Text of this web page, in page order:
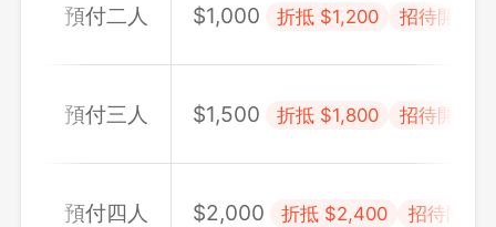
預付二人 $1,000 折抵 $1,200 招待開胃
預付三人 $1,500 折抵 $1,800 招待開胃
預付四人 $2,000 折抵 $2,400 招待開胃